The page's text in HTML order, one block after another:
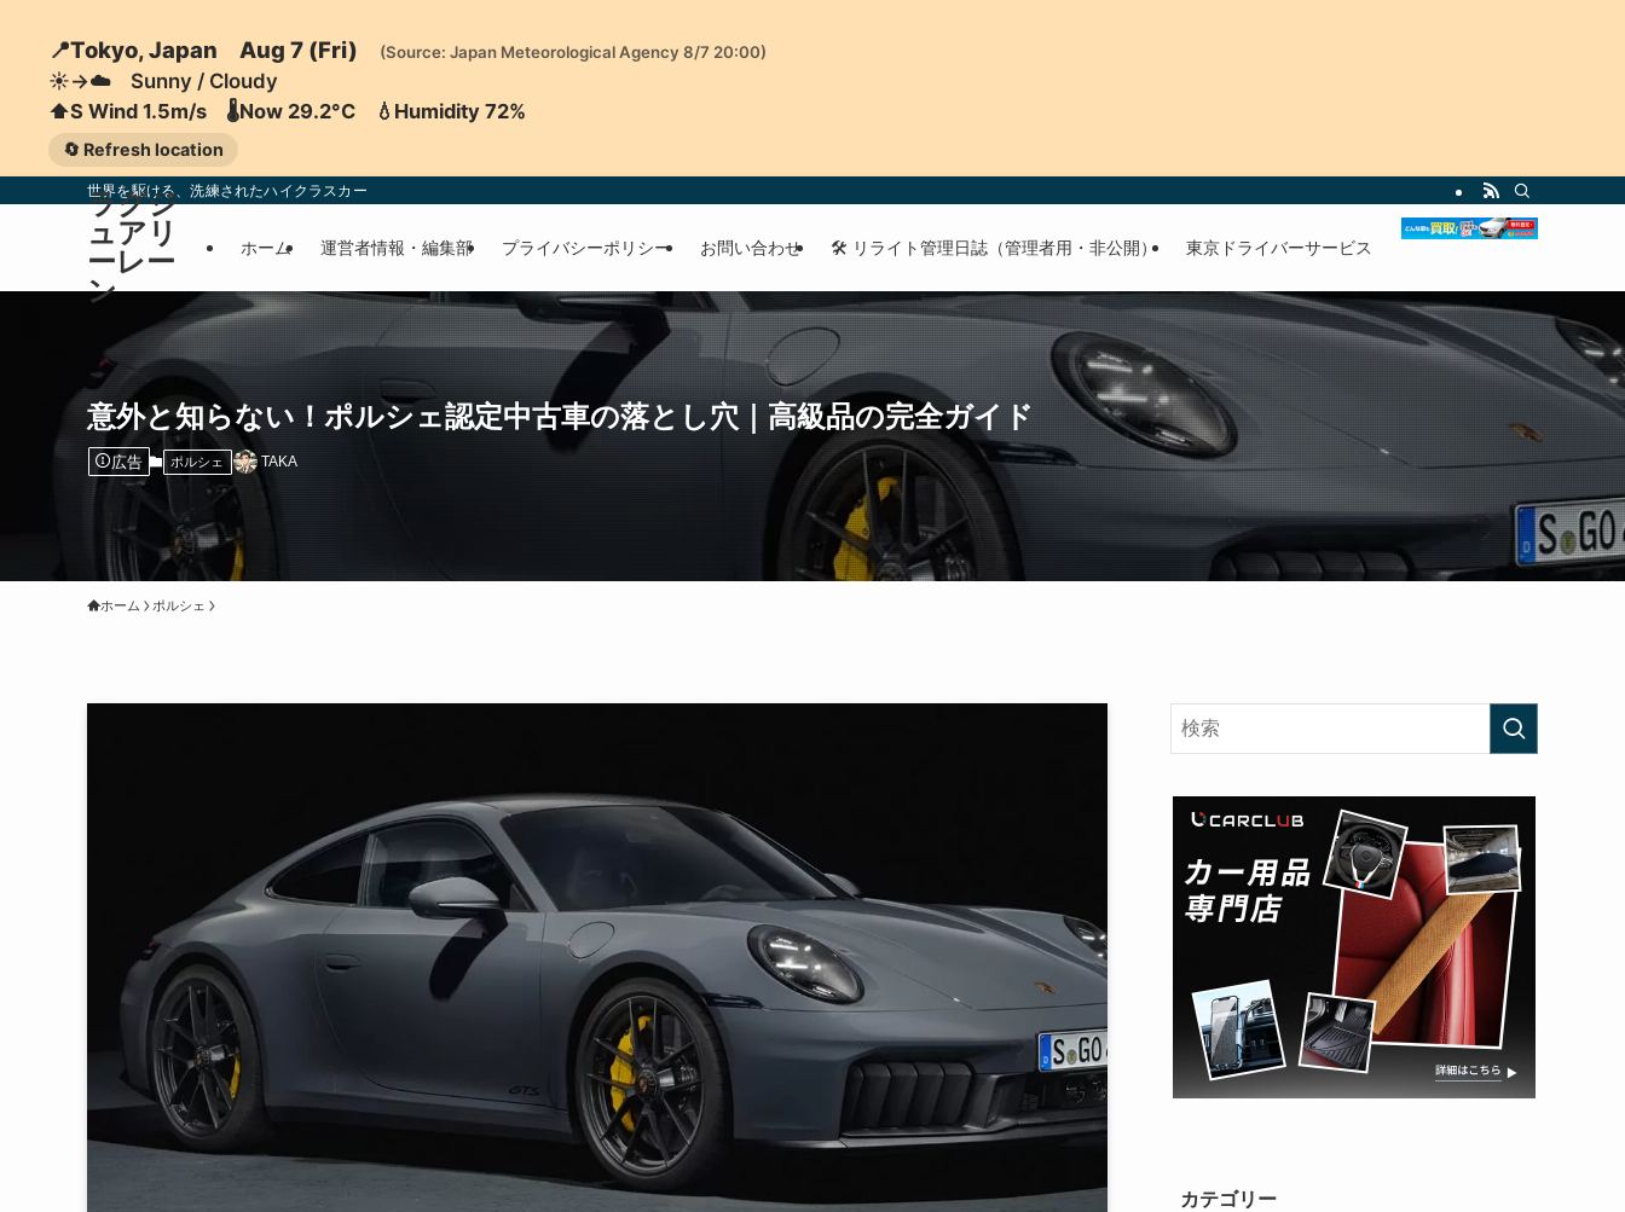
📍Tokyo, Japan Aug 7 (Fri) (Source: Japan Meteorological Agency 8/7 20:00)
☀️→☁️ Sunny / Cloudy
⬆️S Wind 1.5m/s 🌡️Now 29.2°C 💧Humidity 72%
🔄 Refresh location
世界を駆ける、洗練されたハイクラスカー
ラグジ
ュアリ
ーレー
ン
ホーム 運営者情報・編集部 プライバシーポリシー お問い合わせ 🛠 リライト管理日誌（管理者用・非公開） 東京ドライバーサービス
意外と知らない！ポルシェ認定中古車の落とし穴｜高級品の完全ガイド
広告 ポルシェ TAKA
ホーム ポルシェ
カテゴリー